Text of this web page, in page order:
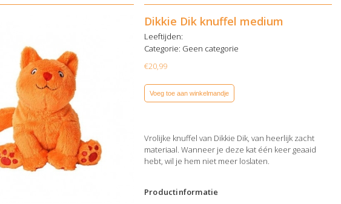
Dikkie Dik knuffel medium
Leeftijden:
Categorie: Geen categorie
€20,99
Voeg toe aan winkelmandje
Vrolijke knuffel van Dikkie Dik, van heerlijk zacht
materiaal. Wanneer je deze kat één keer geaaid
hebt, wil je hem niet meer loslaten.
Productinformatie